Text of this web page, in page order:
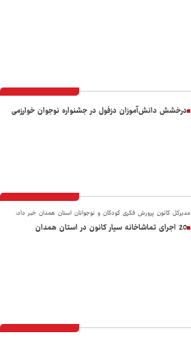
درخشش دانش‌آموزان دزفول در جشنواره نوجوان خوارزمی
مدیرکل کانون پرورش فکری کودکان و نوجوانان استان همدان خبر داد:
20 اجرای تماشاخانه سیار کانون در استان همدان